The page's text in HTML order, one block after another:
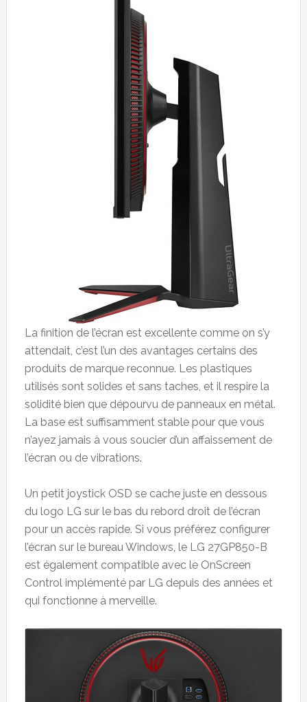
La finition de l’écran est excellente comme on s’y
attendait, c’est l’un des avantages certains des
produits de marque reconnue. Les plastiques
utilisés sont solides et sans taches, et il respire la
solidité bien que dépourvu de panneaux en métal.
La base est suffisamment stable pour que vous
n’ayez jamais à vous soucier d’un affaissement de
l’écran ou de vibrations.
Un petit joystick OSD se cache juste en dessous
du logo LG sur le bas du rebord droit de l’écran
pour un accès rapide. Si vous préférez configurer
l’écran sur le bureau Windows, le LG 27GP850-B
est également compatible avec le OnScreen
Control implémenté par LG depuis des années et
qui fonctionne à merveille.